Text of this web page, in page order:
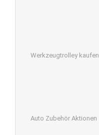
Werkzeugtrolley kaufen
Auto Zubehör Aktionen